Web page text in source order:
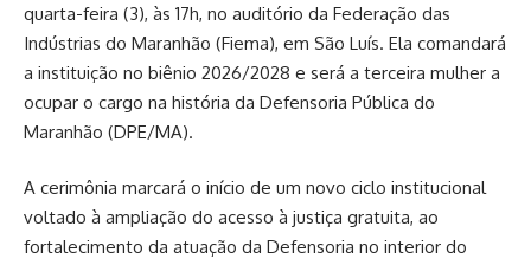
quarta-feira (3), às 17h, no auditório da Federação das
Indústrias do Maranhão (Fiema), em São Luís. Ela comandará
a instituição no biênio 2026/2028 e será a terceira mulher a
ocupar o cargo na história da Defensoria Pública do
Maranhão (DPE/MA).
A cerimônia marcará o início de um novo ciclo institucional
voltado à ampliação do acesso à justiça gratuita, ao
fortalecimento da atuação da Defensoria no interior do